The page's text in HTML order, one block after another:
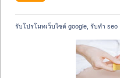
รับโปรโมทเว็บไซต์ google, รับทำ seo